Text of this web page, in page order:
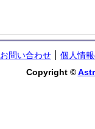
お問い合わせ
個人情
Copyright ©